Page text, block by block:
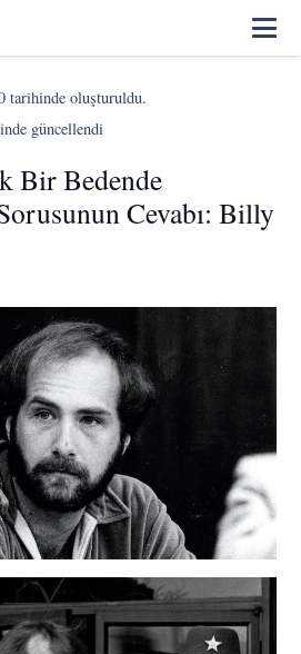
tarihinde oluşturuldu.
güncellendi
Bir Bedende
Cevabı: Billy